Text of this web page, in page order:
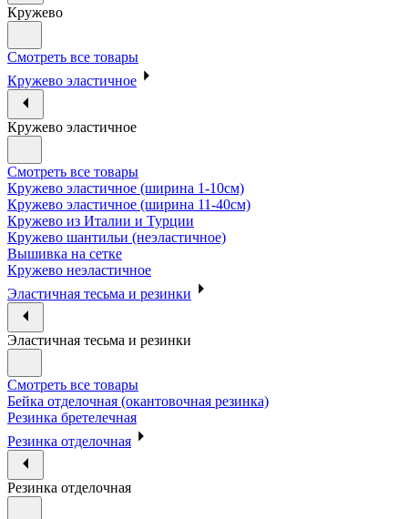
Кружево
Смотреть все товары
Кружево эластичное
Кружево эластичное
Смотреть все товары
Кружево эластичное (ширина 1-10см)
Кружево эластичное (ширина 11-40см)
Кружево из Италии и Турции
Кружево шантильи (неэластичное)
Вышивка на сетке
Кружево неэластичное
Эластичная тесьма и резинки
Эластичная тесьма и резинки
Смотреть все товары
Бейка отделочная (окантовочная резинка)
Резинка бретелечная
Резинка отделочная
Резинка отделочная